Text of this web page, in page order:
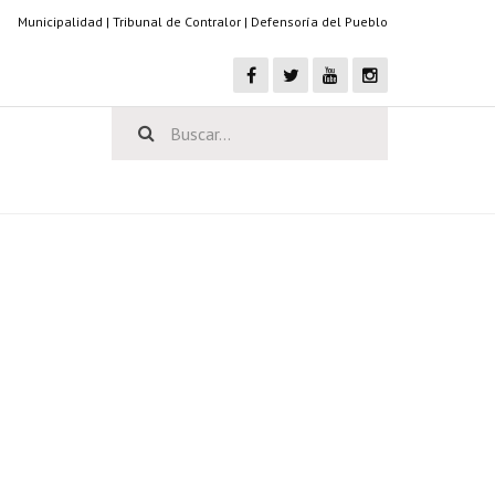
Municipalidad | Tribunal de Contralor | Defensoría del Pueblo